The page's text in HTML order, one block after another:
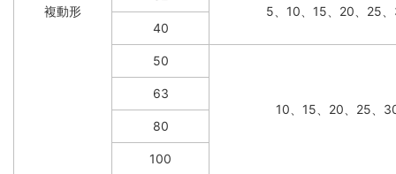
複動形
5、10、15、20、25
40
50
10、15、20、25、
63
80
100